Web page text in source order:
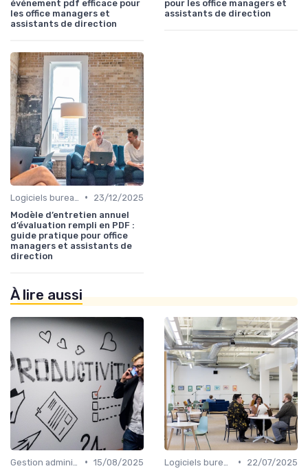
événement pdf efficace pour
les office managers et
assistants de direction
pour les office managers et
assistants de direction
•
23/12/2025
Modèle d’entretien annuel
d’évaluation rempli en PDF :
guide pratique pour office
managers et assistants de
direction
À lire aussi
• 15/08/2025
•
22/07/2025